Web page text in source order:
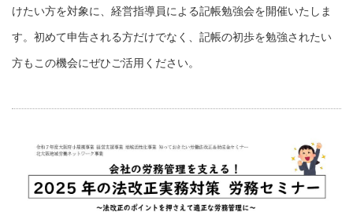
けたい方を対象に、経営指導員による記帳勉強会を開催いたしま
す。初めて申告される方だけでなく、記帳の初歩を勉強されたい
方もこの機会にぜひご活用ください。